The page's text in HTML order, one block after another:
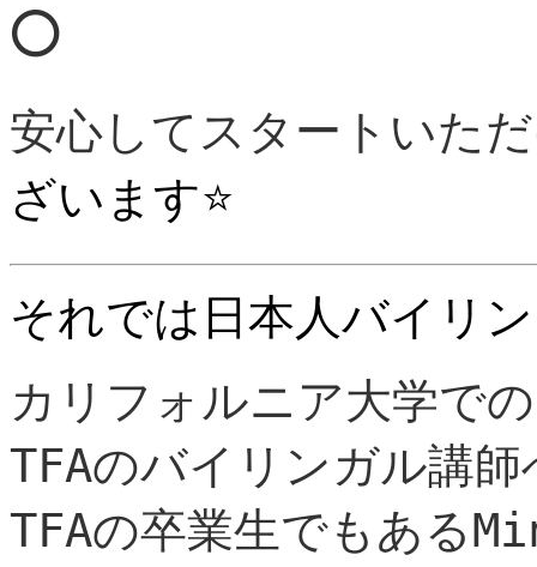
⭕️
安心してスタートいた
ざいます⭐️
それでは日本人バイリ
カリフォルニア大学で
TFAのバイリンガル講師
TFAの卒業生でもある